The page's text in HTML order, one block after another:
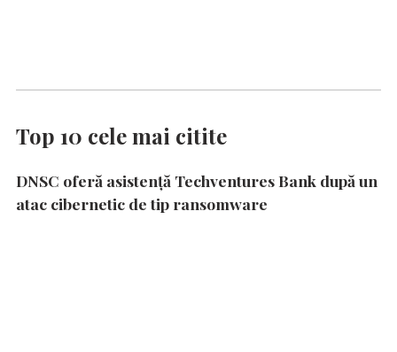
Top 10 cele mai citite
DNSC oferă asistență Techventures Bank după un
atac cibernetic de tip ransomware